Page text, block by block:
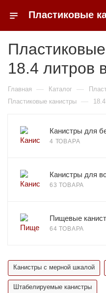
18.4 литров
Главная — Каталог —
Пластиковые канистры —
Канистры для
4 ТОВАРА
Канистры для
63 ТОВАРА
Пищевые
64 ТОВАРА
Канистры с мерной шкалой
Штабелируемые канистры